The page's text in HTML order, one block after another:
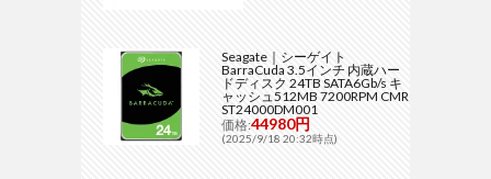
Seagate｜シーゲイト
BarraCuda 3.5インチ 内蔵ハー
ドディスク 24TB SATA6Gb/s キ
ャッシュ512MB 7200RPM CMR
ST24000DM001
価格:44980円
(2025/9/18 20:32時点)